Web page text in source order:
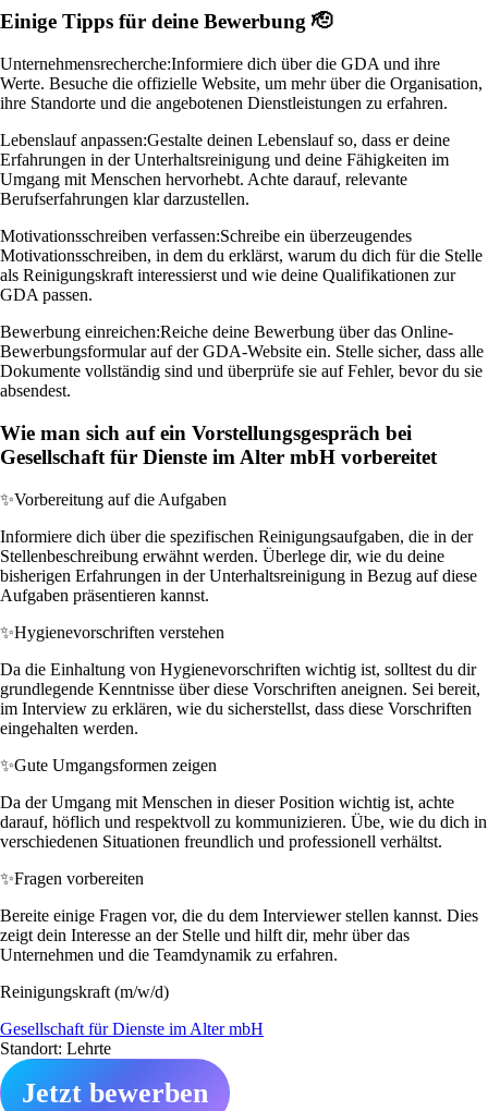
Einige Tipps für deine Bewerbung 🫡
Unternehmensrecherche:Informiere dich über die GDA und ihre
Werte. Besuche die offizielle Website, um mehr über die Organisation,
ihre Standorte und die angebotenen Dienstleistungen zu erfahren.
Lebenslauf anpassen:Gestalte deinen Lebenslauf so, dass er deine
Erfahrungen in der Unterhaltsreinigung und deine Fähigkeiten im
Umgang mit Menschen hervorhebt. Achte darauf, relevante
Berufserfahrungen klar darzustellen.
Motivationsschreiben verfassen:Schreibe ein überzeugendes
Motivationsschreiben, in dem du erklärst, warum du dich für die Stelle
als Reinigungskraft interessierst und wie deine Qualifikationen zur
GDA passen.
Bewerbung einreichen:Reiche deine Bewerbung über das Online-
Bewerbungsformular auf der GDA-Website ein. Stelle sicher, dass alle
Dokumente vollständig sind und überprüfe sie auf Fehler, bevor du sie
absendest.
Wie man sich auf ein Vorstellungsgespräch bei
Gesellschaft für Dienste im Alter mbH vorbereitet
✨Vorbereitung auf die Aufgaben
Informiere dich über die spezifischen Reinigungsaufgaben, die in der
Stellenbeschreibung erwähnt werden. Überlege dir, wie du deine
bisherigen Erfahrungen in der Unterhaltsreinigung in Bezug auf diese
Aufgaben präsentieren kannst.
✨Hygienevorschriften verstehen
Da die Einhaltung von Hygienevorschriften wichtig ist, solltest du dir
grundlegende Kenntnisse über diese Vorschriften aneignen. Sei bereit,
im Interview zu erklären, wie du sicherstellst, dass diese Vorschriften
eingehalten werden.
✨Gute Umgangsformen zeigen
Da der Umgang mit Menschen in dieser Position wichtig ist, achte
darauf, höflich und respektvoll zu kommunizieren. Übe, wie du dich in
verschiedenen Situationen freundlich und professionell verhältst.
✨Fragen vorbereiten
Bereite einige Fragen vor, die du dem Interviewer stellen kannst. Dies
zeigt dein Interesse an der Stelle und hilft dir, mehr über das
Unternehmen und die Teamdynamik zu erfahren.
Reinigungskraft (m/w/d)
Gesellschaft für Dienste im Alter mbH
Standort: Lehrte
Jetzt bewerben